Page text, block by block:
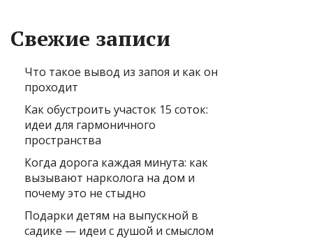
Свежие записи
Что такое вывод из запоя и как он
проходит
Как обустроить участок 15 соток:
идеи для гармоничного
пространства
Когда дорога каждая минута: как
вызывают нарколога на дом и
почему это не стыдно
Подарки детям на выпускной в
садике — идеи с душой и смыслом